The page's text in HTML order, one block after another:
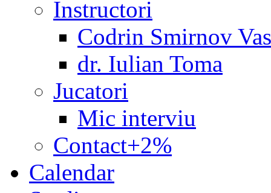
Instructori
Codrin Smirnov
dr. Iulian Toma
Jucatori
Mic interviu
Contact+2%
Calendar